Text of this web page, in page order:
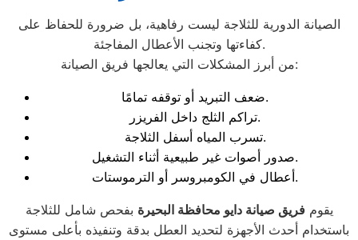
الصيانة الدورية للثلاجة ليست رفاهية، بل ضرورة للحفاظ على
كفاءتها وتجنب الأعطال المفاجئة.
من أبرز المشكلات التي يعالجها فريق الصيانة:
ضعف التبريد أو توقفه تمامًا.
تراكم الثلج داخل الفريزر.
تسرب المياه أسفل الثلاجة.
صدور أصوات غير طبيعية أثناء التشغيل.
أعطال في الكومبروسر أو الترموستات.
يقومفريق صيانة دايو محافظة البحيرة بفحص شامل للثلاجة
باستخدام أحدث الأجهزة لتحديد العطل بدقة وتنفيذه بأعلى مستوى